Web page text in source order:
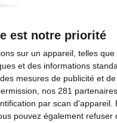
est notre priorité
sur un appareil, telles
et des informations
mesures de publicité et
nos 281
par scan d'appareil.
pouvez également refuser